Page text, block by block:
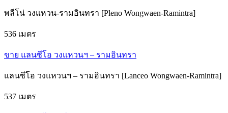
พลีโน่ วงแหวน-รามอินทรา [Pleno Wongwaen-Ramintra]
536 เมตร
ขาย แลนซีโอ วงแหวนฯ – รามอินทรา
แลนซีโอ วงแหวนฯ – รามอินทรา [Lanceo Wongwaen-Ramintra]
537 เมตร